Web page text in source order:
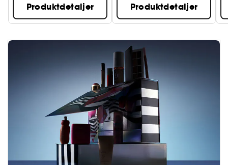
Produktdetaljer Produktdetaljer